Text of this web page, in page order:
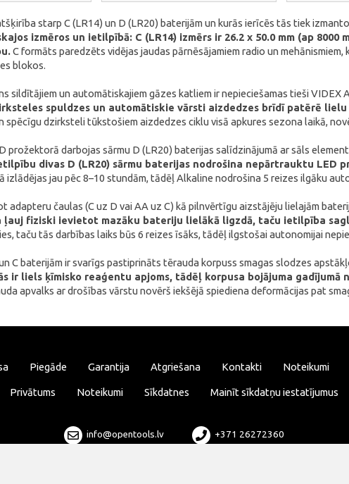
starp C (LR14) un D (LR20) baterijām un kurās ierīcēs tās tiek
izmēros un ietilpībā: C (LR14) izmērs ir 26.2 x 50.0 mm (ap 8000
C formāts paredzēts vidējas jaudas pārnēsājamiem radio un
blokos.
sildītājiem un automātiskajiem gāzes katliem ir nepieciešamas tieši VIDEX
spuldzes un automātiskie vārsti aizdedzes brīdī patērē lielu
spēcīgu dzirksteli tūkstošiem aizdedzes ciklu visā apkures sezona laikā,
prožektorā darbojas sārmu D (LR20) baterijas salīdzinājumā ar sāls
divas D (LR20) sārmu baterijas nodrošina nepārtrauktu LED
izlādējas jau pēc 8–10 stundām, tādēļ Alkaline nodrošina 5 reizes ilgāku
adapteru čaulas (C uz D vai AA uz C) kā pilnvērtīgu aizstājēju lielajām
fiziski ievietot mazāku bateriju lielākā ligzdā, taču ietilpība
taču tās darbības laiks būs 6 reizes īsāks, tādēļ ilgstošai autonomijai
C baterijām ir svarīgs pastiprināts tērauda korpuss smagas slodzes
ir liels ķīmisko reaģentu apjoms, tādēļ korpusa bojājuma
apvalks ar drošības vārstu novērš iekšējā spiediena deformācijas pat
Piegāde Garantija Atgriešana Kontakti Noteikumi
Privātums Noteikumi Sīkdatnes Mainīt sīkdatņu iestatījumus
info@opentools.lv +371 26272360